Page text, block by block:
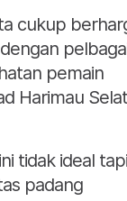
cukup
pemain
Harimau
tidak ideal
padang